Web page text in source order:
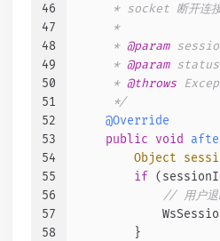
46
47
48
49
50
51
52
53
54
55
56
57
58
* socket 断开连
     *
     *
@param
     *
@param status
     *
@throws
     */
@Override
public
void
Object
if
// 用户退
        }